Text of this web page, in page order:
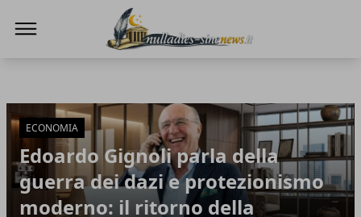
Articoli in Evidenza
ECONOMIA
Edoardo Gignoli parla della
guerra dei dazi e protezionismo
moderno: il ritorno della